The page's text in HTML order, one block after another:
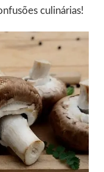
culinárias!